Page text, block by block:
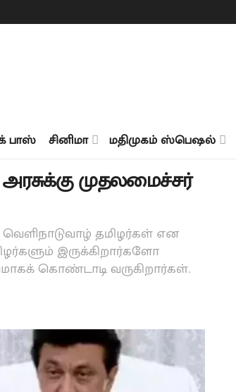
பாஸ் சினிமா மதிமுகம் ஸ்பெஷல்
முதலமைச்சர்
தமிழர்கள் என
இருக்கிறார்களோ
கொண்டாடி வருகிறார்கள்.